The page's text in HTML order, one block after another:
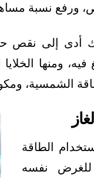
مساهمتها في
أدى إلى نقص
ومنها
الشمسية،
الطاقة
نفسه